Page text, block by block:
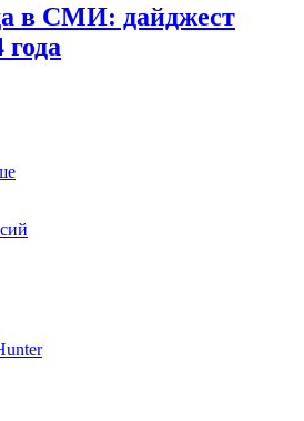
в СМИ: дайджест
года